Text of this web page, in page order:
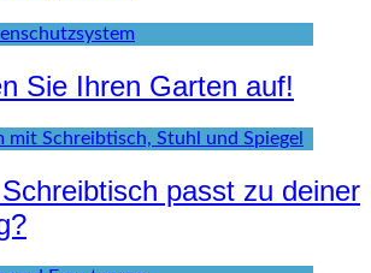
Sie Ihren Garten auf!
passt zu deiner